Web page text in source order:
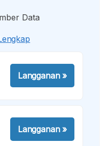
Data
Langganan»
Langganan»